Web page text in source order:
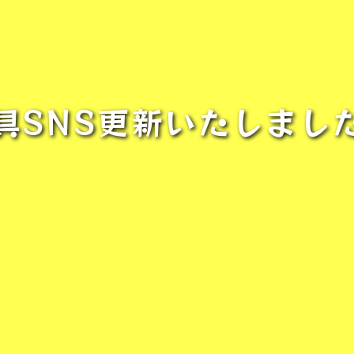
SNS更新いたしまし